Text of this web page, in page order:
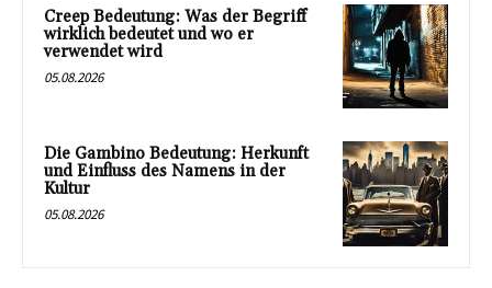
Creep Bedeutung: Was der Begriff
wirklich bedeutet und wo er
verwendet wird
05.08.2026
Die Gambino Bedeutung: Herkunft
und Einfluss des Namens in der
Kultur
05.08.2026